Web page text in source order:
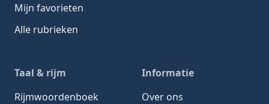
Mijn favorieten
Alle rubrieken
Taal & rijm
Rijmwoordenboek
Informatie
Over ons